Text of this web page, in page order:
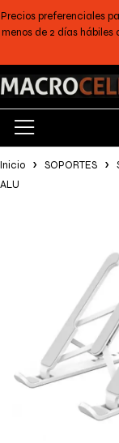
Precios preferenciales
menos de 2 días hábiles
Inicio SOPORTES
ALU